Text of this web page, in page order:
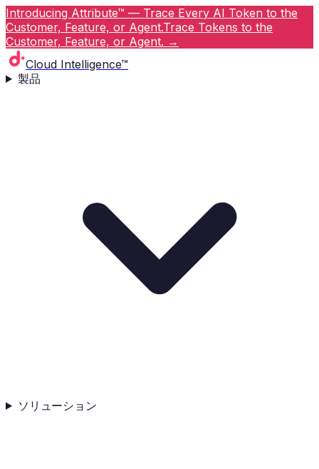
Introducing Attribute™ — Trace Every AI Token to the
Customer, Feature, or Agent.Trace Tokens to the
Customer, Feature, or Agent. →
Cloud Intelligence™
製品
ソリューション